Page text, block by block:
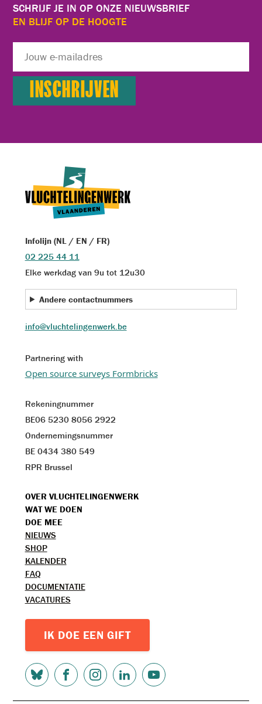
SCHRIJF JE IN OP ONZE NIEUWSBRIEF
EN BLIJF OP DE HOOGTE
Infolijn (NL / EN / FR)
02 225 44 11
Elke werkdag van 9u tot 12u30
Andere contactnummers
info@vluchtelingenwerk.be
Partnering with
Open source surveys Formbricks
Rekeningnummer
BE06 5230 8056 2922
Ondernemingsnummer
BE 0434 380 549
RPR Brussel
VOET
MENU
OVER VLUCHTELINGENWERK
WAT WE DOEN
DOE MEE
TOPMENU
NIEUWS
SHOP
KALENDER
FAQ
DOCUMENTATIE
VACATURES
IK DOE EEN GIFT
SOCIAL
MEDIA